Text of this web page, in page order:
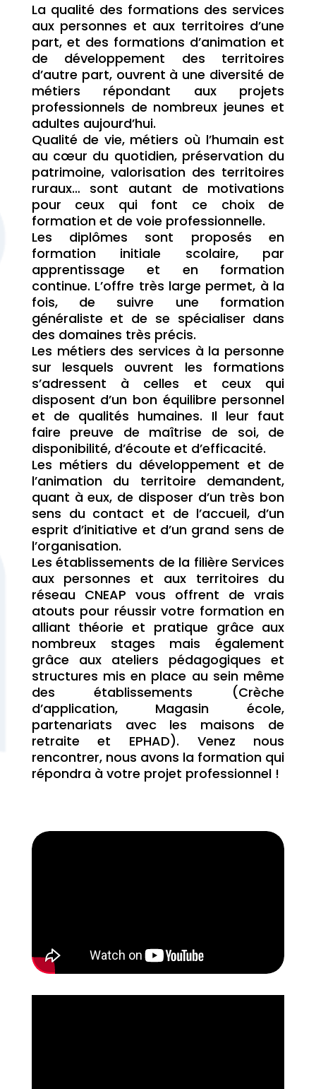
La qualité des formations des services
aux personnes et aux territoires d’une
part, et des formations d’animation et
de développement des territoires
d’autre part, ouvrent à une diversité de
métiers répondant aux projets
professionnels de nombreux jeunes et
adultes aujourd’hui.
Qualité de vie, métiers où l’humain est
au cœur du quotidien, préservation du
patrimoine, valorisation des territoires
ruraux… sont autant de motivations
pour ceux qui font ce choix de
formation et de voie professionnelle.
Les diplômes sont proposés en
formation initiale scolaire, par
apprentissage et en formation
continue. L’offre très large permet, à la
fois, de suivre une formation
généraliste et de se spécialiser dans
des domaines très précis.
Les métiers des services à la personne
sur lesquels ouvrent les formations
s’adressent à celles et ceux qui
disposent d’un bon équilibre personnel
et de qualités humaines. Il leur faut
faire preuve de maîtrise de soi, de
disponibilité, d’écoute et d’efficacité.
Les métiers du développement et de
l’animation du territoire demandent,
quant à eux, de disposer d’un très bon
sens du contact et de l’accueil, d’un
esprit d’initiative et d’un grand sens de
l’organisation.
Les établissements de la filière Services
aux personnes et aux territoires du
réseau CNEAP vous offrent de vrais
atouts pour réussir votre formation en
alliant théorie et pratique grâce aux
nombreux stages mais également
grâce aux ateliers pédagogiques et
structures mis en place au sein même
des établissements (Crèche
d’application, Magasin école,
partenariats avec les maisons de
retraite et EPHAD). Venez nous
rencontrer, nous avons la formation qui
répondra à votre projet professionnel !